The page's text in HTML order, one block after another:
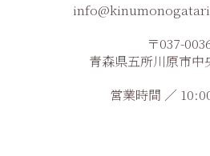
〒037-
青森県五所川原市中
営業時間 ／